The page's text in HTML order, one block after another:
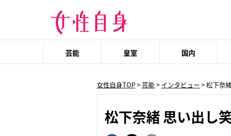
芸能 皇室 国内
女性自身TOP>芸能> インタビュー > 松下奈
松下奈緒 思い出し